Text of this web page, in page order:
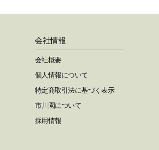
会社情報
会社概要
個人情報について
特定商取引法に基づく表示
市川園について
採用情報